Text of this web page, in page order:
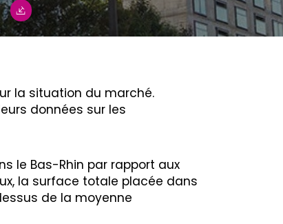
la situation du marché.
données sur les
le Bas-Rhin par rapport aux
la surface totale placée dans
de la moyenne